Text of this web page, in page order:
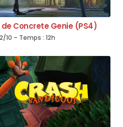
Concrete Genie (PS4)
10 – Temps : 12h